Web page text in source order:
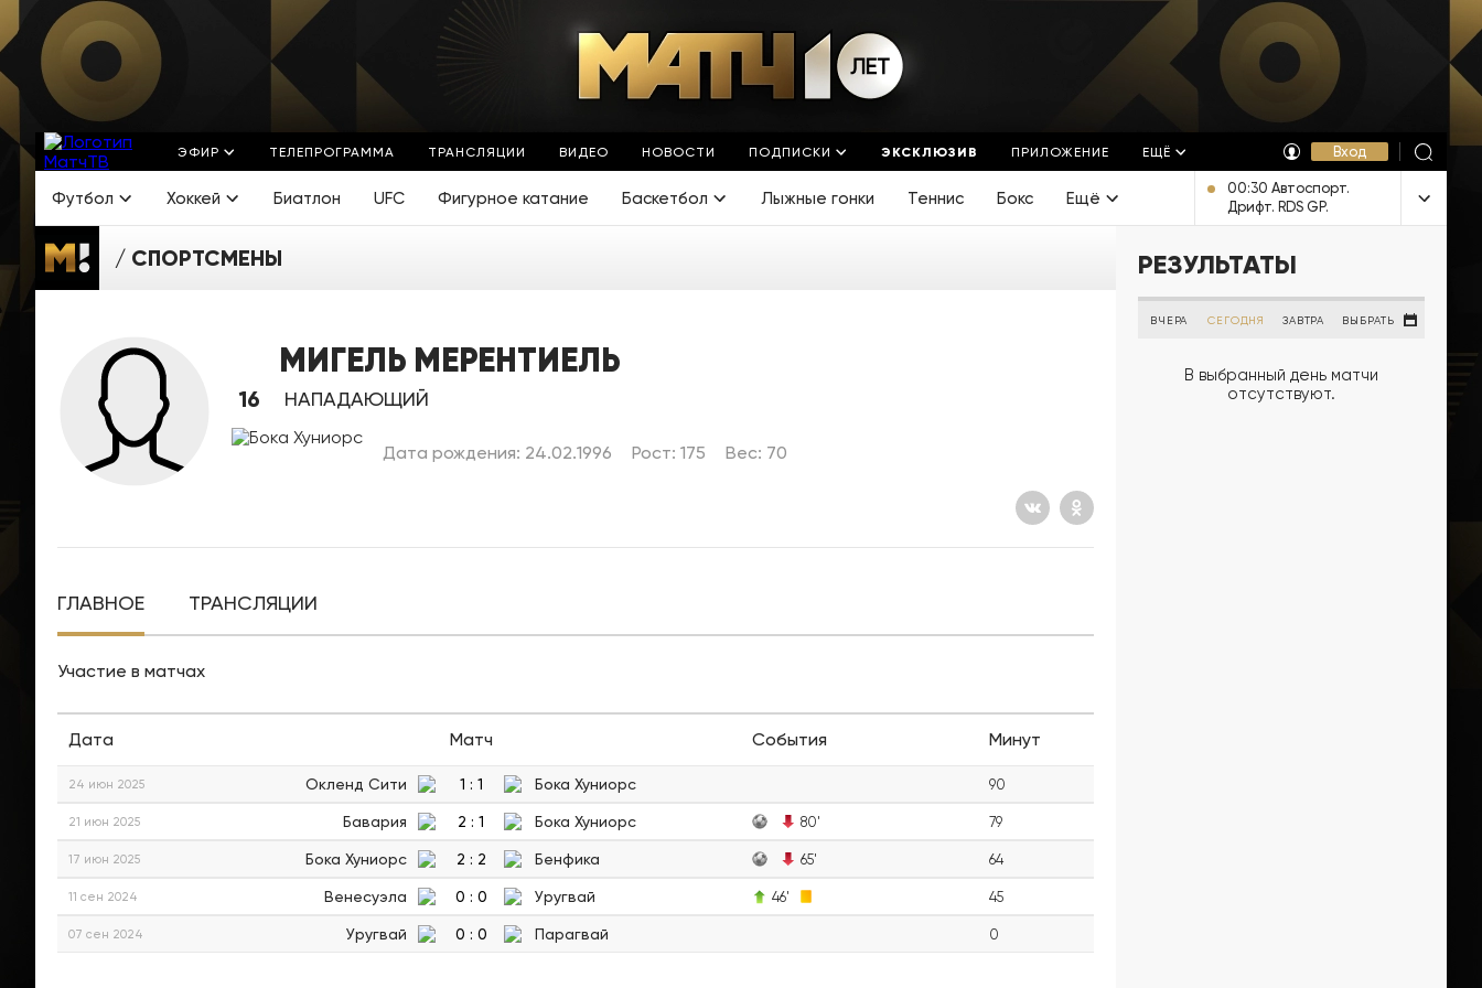
ЭФИР ТЕЛЕПРОГРАММА ТРАНСЛЯЦИИ ВИДЕО НОВОСТИ ПОДПИСКИ ЭКСКЛЮЗИВ ПРИЛОЖЕНИЕ ЕЩЁ Вход
Футбол Хоккей Биатлон UFC Фигурное катание Баскетбол Лыжные гонки Теннис Бокс Ещё
00:30 Автоспорт.
Дрифт. RDS GP.
Трансляция из
СПОРТСМЕНЫ
МИГЕЛЬ МЕРЕНТИЕЛЬ
16 НАПАДАЮЩИЙ
Дата рождения: 24.02.1996 Рост: 175 Вес: 70
ГЛАВНОЕ ТРАНСЛЯЦИИ
Участие в матчах
Дата Матч События Минут
24 июн 2025 Окленд Сити 1 : 1 Бока Хуниорс 90
21 июн 2025 Бавария 2 : 1 Бока Хуниорс 80' 79
17 июн 2025 Бока Хуниорс 2 : 2 Бенфика 65' 64
11 сен 2024 Венесуэла 0 : 0 Уругвай 46' 45
07 сен 2024 Уругвай 0 : 0 Парагвай 0
РЕЗУЛЬТАТЫ
ВЧЕРА СЕГОДНЯ ЗАВТРА ВЫБРАТЬ
В выбранный день матчи
отсутствуют.